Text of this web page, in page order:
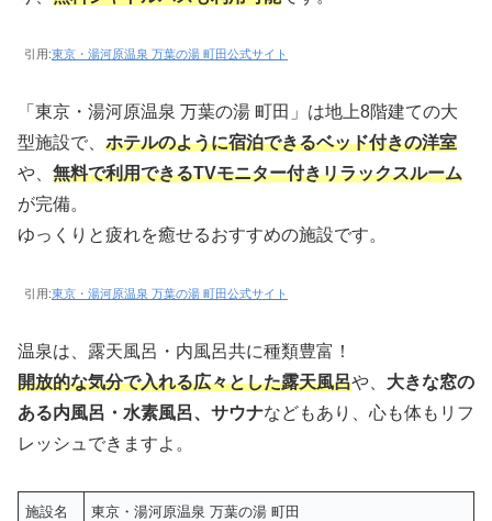
引用:東京・湯河原温泉 万葉の湯 町田公式サイト
「東京・湯河原温泉 万葉の湯 町田」は地上8階建ての大
型施設で、 ホテルのように宿泊できるベッド付きの洋室
や、 無料で利用できるTVモニター付きリラックスルーム
が完備。
ゆっくりと疲れを癒せるおすすめの施設です。
引用:東京・湯河原温泉 万葉の湯 町田公式サイト
温泉は、露天風呂・内風呂共に種類豊富！
開放的な気分で入れる広々とした露天風呂や、 大きな窓の
ある内風呂・水素風呂、サウナなどもあり、心も体もリフ
レッシュできますよ。
施設名 東京・湯河原温泉 万葉の湯 町田